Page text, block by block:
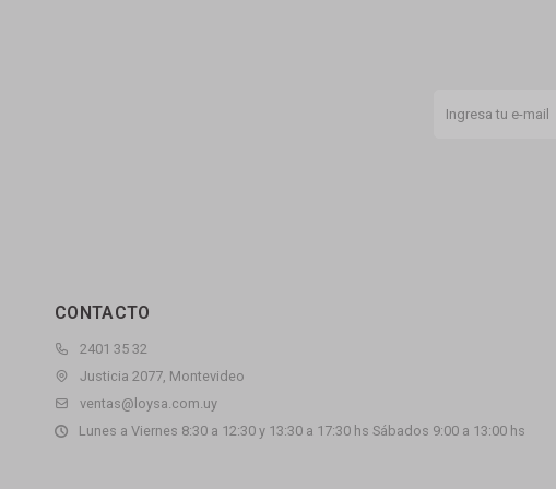
CONTACTO
2401 35 32
Justicia 2077, Montevideo
ventas@loysa.com.uy
Lunes a Viernes 8:30 a 12:30 y 13:30 a 17:30 hs Sábados 9:00 a 13:00 hs